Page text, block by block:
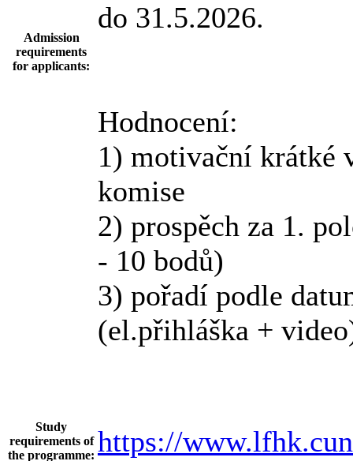
Admission
requirements
for applicants:
do 31.5.2026.
Hodnocení:
1) motivační krátké
komise
2) prospěch za 1.
- 10 bodů)
3) pořadí podle
(el.přihláška +
Study
requirements of
the programme: https://